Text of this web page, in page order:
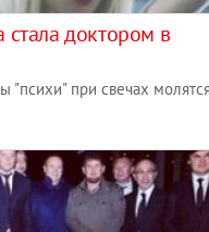
стала доктором в
"психи" при свечах молятся